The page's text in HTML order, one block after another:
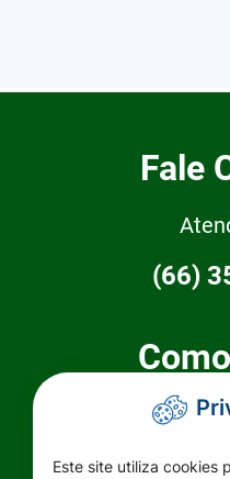
Fale
(66)
Prefeitura
Este site utiliza cookies